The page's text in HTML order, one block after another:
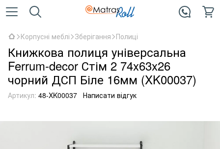
Корпусні меблі Зберігання Полиці
Книжкова полиця універсальна
Ferrum-decor Стім 2 74x63x26
чорний ДСП Біле 16мм (XK00037)
Артикул: 48-XK00037 Написати відгук